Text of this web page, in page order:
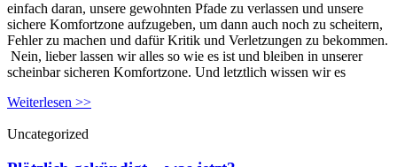
einfach daran, unsere gewohnten Pfade zu verlassen und unsere
sichere Komfortzone aufzugeben, um dann auch noch zu scheitern,
Fehler zu machen und dafür Kritik und Verletzungen zu bekommen.
Nein, lieber lassen wir alles so wie es ist und bleiben in unserer
scheinbar sicheren Komfortzone. Und letztlich wissen wir es
Weiterlesen >>
Uncategorized